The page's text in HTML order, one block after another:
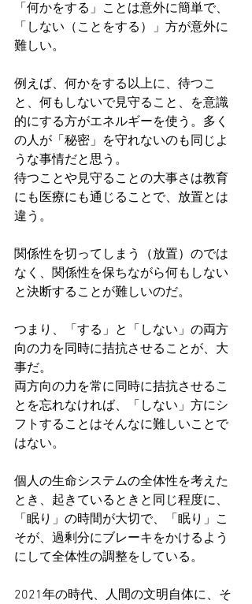
「何かをする」ことは意外に簡単で、
「しない（ことをする）」方が意外に
難しい。
例えば、何かをする以上に、待つこ
と、何もしないで見守ること、を意識
的にする方がエネルギーを使う。多く
の人が「秘密」を守れないのも同じよ
うな事情だと思う。
待つことや見守ることの大事さは教育
にも医療にも通じることで、放置とは
違う。
関係性を切ってしまう（放置）のでは
なく、関係性を保ちながら何もしない
と決断することが難しいのだ。
つまり、「する」と「しない」の両方
向の力を同時に拮抗させることが、大
事だ。
両方向の力を常に同時に拮抗させるこ
とを忘れなければ、「しない」方にシ
フトすることはそんなに難しいことで
はない。
個人の生命システムの全体性を考えた
とき、起きているときと同じ程度に、
「眠り」の時間が大切で、「眠り」こ
そが、過剰分にブレーキをかけるよう
にして全体性の調整をしている。
2021年の時代、人間の文明自体に、そ